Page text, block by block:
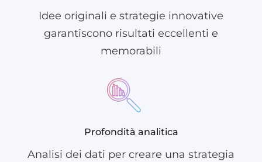
Idee originali e strategie innovative
garantiscono risultati eccellenti e
memorabili
Profondità analitica
Analisi dei dati per creare una strategia